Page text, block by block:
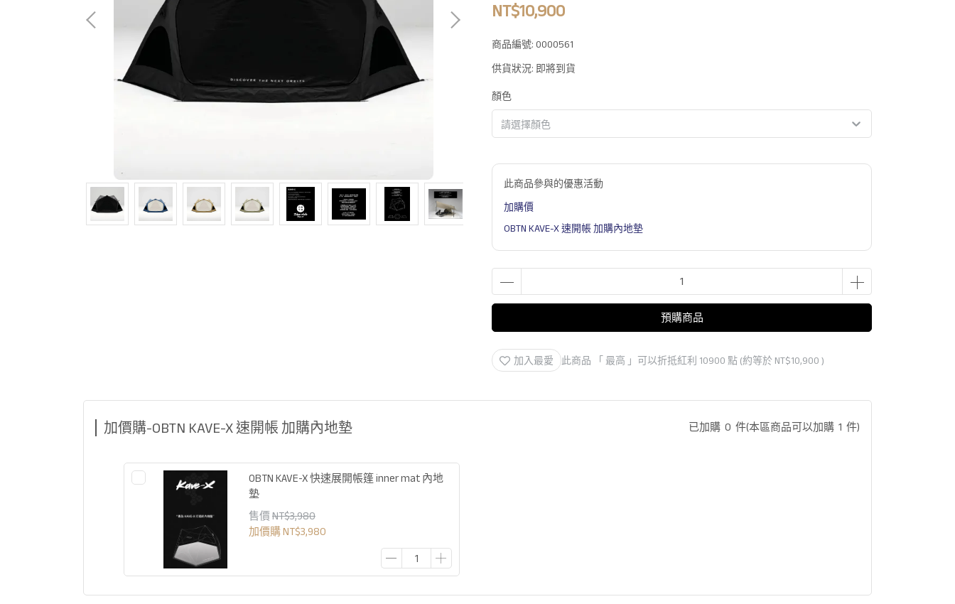
NT$10,900
商品編號: 0000561
供貨狀況: 即將到貨
顏色
此商品參與的優惠活動
加購價
OBTN KAVE-X 速開帳 加購內地墊
預購商品
加入最愛 此商品 「 最高 」可以折抵紅利 10900 點 (約等於 NT$10,900 )
加價購-OBTN KAVE-X 速開帳 加購內地墊 已加購 0 件(本區商品可以加購 1 件)
OBTN KAVE-X 快速展開帳篷 inner mat 內地
墊
售價 NT$3,980
加價購NT$3,980